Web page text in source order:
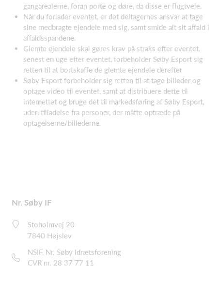
gangarealerne, foran porte og døre, da disse er flugtveje.
Når du forlader eventet, er det deltagernes ansvar at tage
sine medbragte ejendele med sig, samt smide alt sit affald i
affaldsspandene.
Glemte ejendele skal gøres krav på straks efter eventet.
senest en uge efter eventet, forbeholder Søby Esport sig
retten til at bortskaffe de glemte ejendele derefter
Søby Esport forbeholder sig retten til at tage billeder og
optage video til eventet, samt at distribuere dette til
internettet og bruge det til markedsføring af Søby Esport,
uden tilladelse fra personer, der måtte optræde på
optagelserne/billederne.
Nr. Søby IF
Stoholmvej 20
7840 Højslev
NSIF, Nr. Søby Idrætsforening
CVR nr. 28 37 77 11